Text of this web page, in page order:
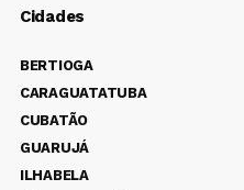
Cidades
BERTIOGA
CARAGUATATUBA
CUBATÃO
GUARUJÁ
ILHABELA